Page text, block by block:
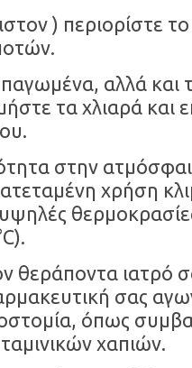
) περιορίστε
αλλά και
τα χλιαρά και
στην
χρήση
θεράποντα ιατρό
σας
όπως
χαπιών.